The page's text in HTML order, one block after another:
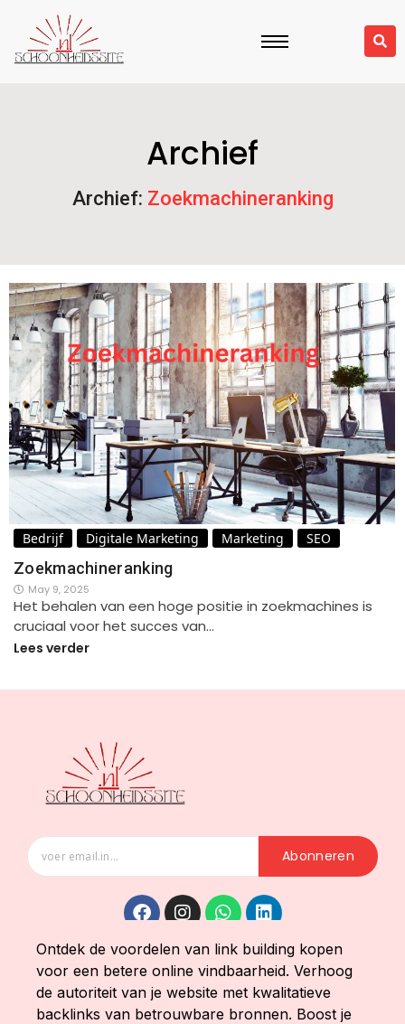
Archief
Archief: Zoekmachineranking
Bedrijf Digitale Marketing Marketing SEO
Zoekmachineranking
May 9, 2025
Het behalen van een hoge positie in zoekmachines is
cruciaal voor het succes van…
Lees verder
Abonneren
Ontdek de voordelen van link building kopen
voor een betere online vindbaarheid. Verhoog
de autoriteit van je website met kwalitatieve
backlinks van betrouwbare bronnen. Boost je